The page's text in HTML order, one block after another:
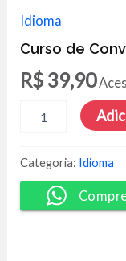
Idioma
Curso de
R$ 39,90
-
Mais
Língua
quantidade
Categoria: Idioma